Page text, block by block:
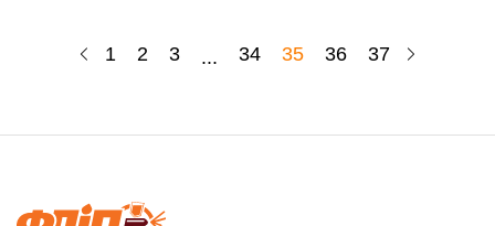
1 2 3 ... 34 35 36 37